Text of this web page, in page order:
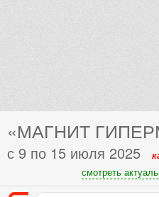
«МАГНИТ
с 9 по 15 июля 2025
смотреть